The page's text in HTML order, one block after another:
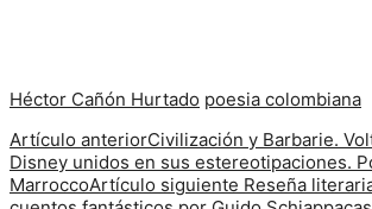
Héctor Cañón Hurtado poesia colombiana
Artículo anteriorCivilización y Barbarie.
Disney unidos en sus estereotipaciones.
MarroccoArtículo siguiente Reseña